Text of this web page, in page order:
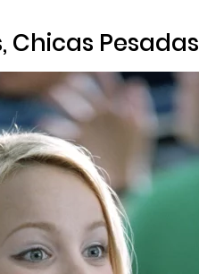
Chicas Pesadas